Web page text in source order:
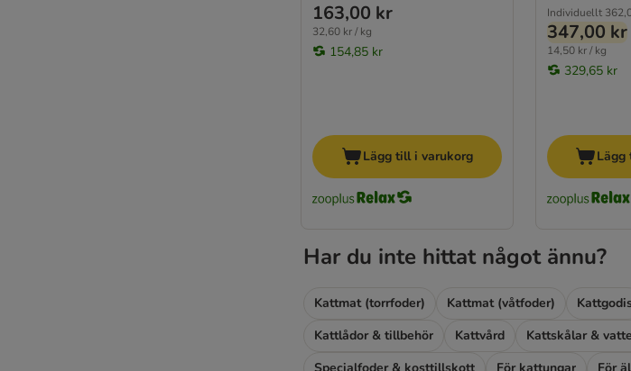
163,00 kr
32,60 kr / kg
154,85 kr
Lägg till i varukorg
Individuellt
347,00 kr
14,50 kr / kg
329,65 kr
Lägg
Har du inte hittat något ännu?
Kattmat (torrfoder) Kattmat (våtfoder)
Kattlådor & tillbehör
Kattvård Kattskålar &